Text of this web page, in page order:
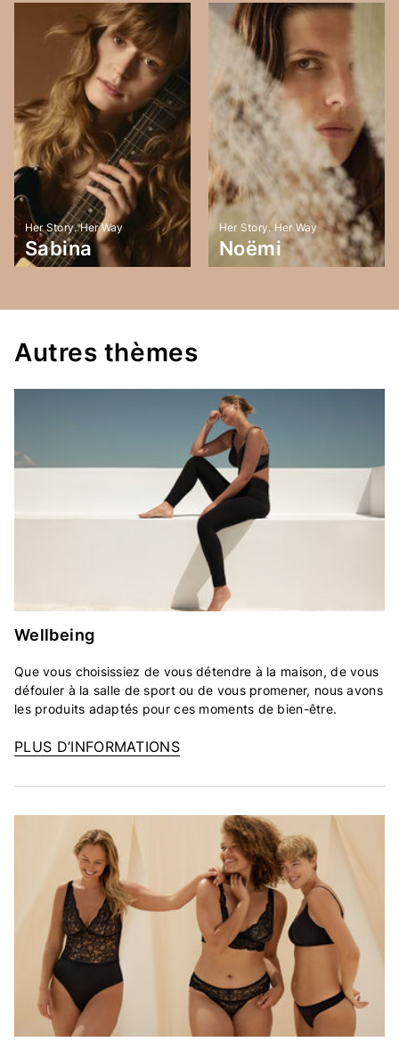
Her Story. Her Way
Sabina
Her Story. Her Way
Noëmi
Autres thèmes
Wellbeing
Que vous choisissiez de vous détendre à la maison, de vous
défouler à la salle de sport ou de vous promener, nous avons
les produits adaptés pour ces moments de bien-être.
PLUS D’INFORMATIONS